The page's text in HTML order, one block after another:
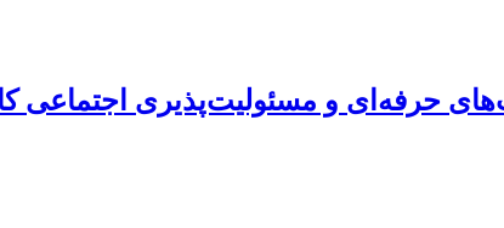
حرفه‌ای و مسئولیت‌پذیری اجتماعی